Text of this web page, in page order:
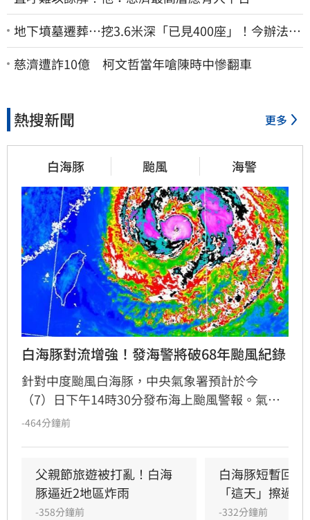
地下墳墓遷葬…挖3.6米深「已見400座」！今辦法會
安撫祖先
慈濟遭詐10億 柯文哲當年嗆陳時中慘翻車
熱搜新聞 更多
白海豚 颱風 海警
白海豚對流增強！發海警將破68年颱風紀錄
針對中度颱風白海豚，中央氣象署預計於今
（7）日下午14時30分發布海上颱風警報。氣象
粉專「觀氣象看天氣」指出，白海豚在進入沖繩
年有完整資料以來，最東端生成卻發布警報的特
殊案例。
-464分鐘前
父親節旅遊被打亂！白海
豚逼近2地區炸雨
-358分鐘前
白海豚短暫回
「這天」擦過
-332分鐘前